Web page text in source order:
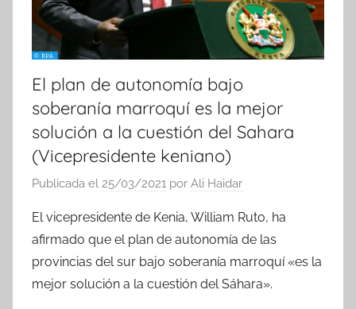
El plan de autonomía bajo
soberanía marroquí es la mejor
solución a la cuestión del Sahara
(Vicepresidente keniano)
Publicada el 25/03/2021 por Ali Haidar
El vicepresidente de Kenia, William Ruto, ha
afirmado que el plan de autonomía de las
provincias del sur bajo soberanía marroquí «es la
mejor solución a la cuestión del Sáhara».